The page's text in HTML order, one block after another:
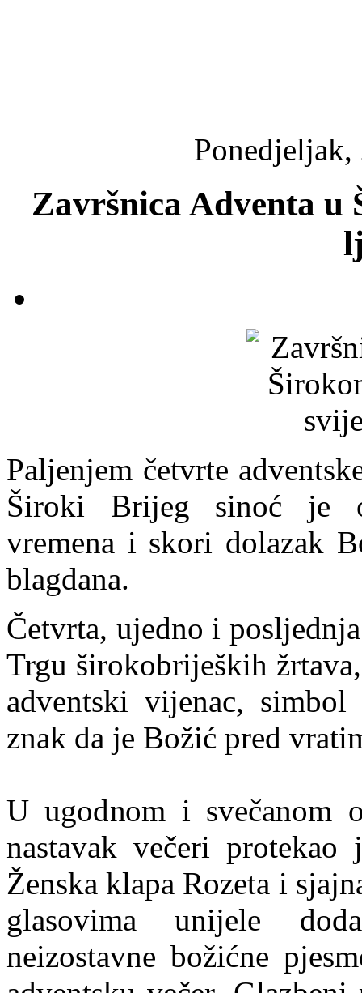
Završnica Adventa u
Paljenjem četvrte
Široki Brijeg sinoć je
vremena i skori dolazak
blagdana.
Četvrta, ujedno i
Trgu širokobrijeških
adventski vijenac,
znak da je Božić pred
U ugodnom i svečanom
nastavak večeri
Ženska klapa Rozeta i
glasovima unijele
neizostavne božićne